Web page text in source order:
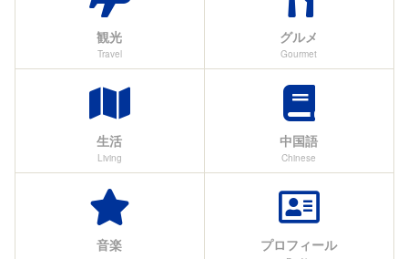
観光
Travel
グルメ
Gourmet
生活
Living
中国語
Chinese
音楽 プロフィール